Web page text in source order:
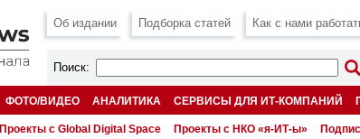
Об издании Подборка статей Как с нами
Поиск:
ФОТО/ВИДЕО АНАЛИТИКА СЕРВИСЫ ДЛЯ ИТ-КОМПАНИЙ
Проекты с Global Digital Space Проекты с НКО «я-ИТ-ы»